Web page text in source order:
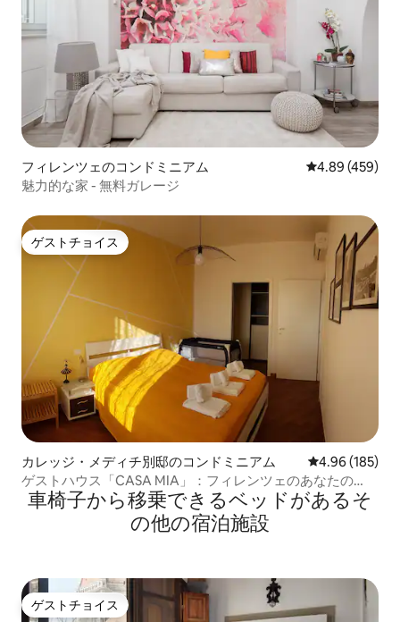
フィレンツェのコンドミニアム レビュー459
4.89 (459)
魅力的な家 - 無料ガレージ
ゲストチョイス
ゲストチョイス
カレッジ・メディチ別邸のコンドミニアム レビュー185
4.96 (185)
ゲストハウス「CASA MIA」：フィレンツェのあなたの
家。
車椅子から移乗できるベッドがあるそ
の他の宿泊施設
ゲストチョイス
ゲストチョイス